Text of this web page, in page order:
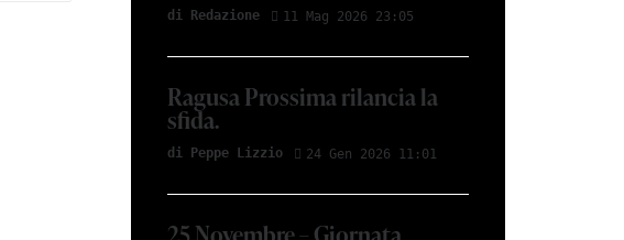
di Redazione 11 Mag 2026 23:05
Ragusa Prossima rilancia la
sfida.
di Peppe Lizzio 24 Gen 2026 11:01